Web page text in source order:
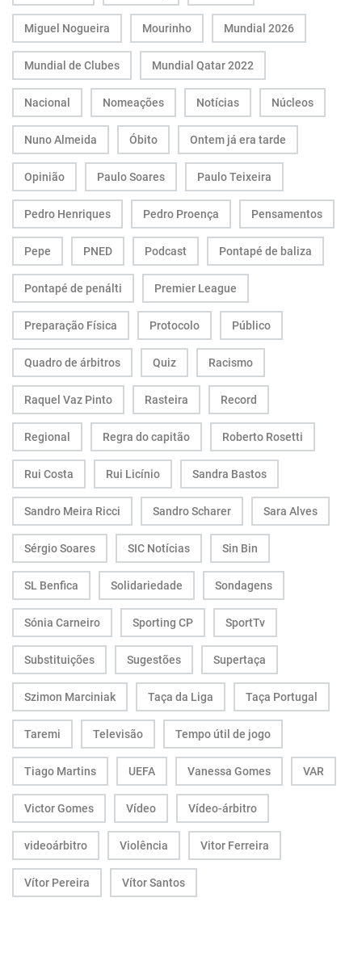
Miguel Nogueira Mourinho Mundial 2026
Mundial de Clubes Mundial Qatar 2022
Nacional Nomeações Notícias Núcleos
Nuno Almeida Óbito Ontem já era tarde
Opinião Paulo Soares Paulo Teixeira
Pedro Henriques Pedro Proença Pensamentos
Pepe PNED Podcast Pontapé de baliza
Pontapé de penálti Premier League
Preparação Física Protocolo Público
Quadro de árbitros Quiz Racismo
Raquel Vaz Pinto Rasteira Record
Regional Regra do capitão Roberto Rosetti
Rui Costa Rui Licínio Sandra Bastos
Sandro Meira Ricci Sandro Scharer Sara Alves
Sérgio Soares SIC Notícias Sin Bin
SL Benfica Solidariedade Sondagens
Sónia Carneiro Sporting CP SportTv
Substituições Sugestões Supertaça
Szimon Marciniak Taça da Liga Taça Portugal
Taremi Televisão Tempo útil de jogo
Tiago Martins UEFA Vanessa Gomes VAR
Victor Gomes Vídeo Vídeo-árbitro
videoárbitro Violência Vitor Ferreira
Vítor Pereira Vítor Santos